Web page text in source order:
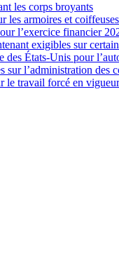
les corps broyants
les armoires et
l’exercice financier
exigibles sur
des États-Unis pour
l’administration des
le travail forcé en